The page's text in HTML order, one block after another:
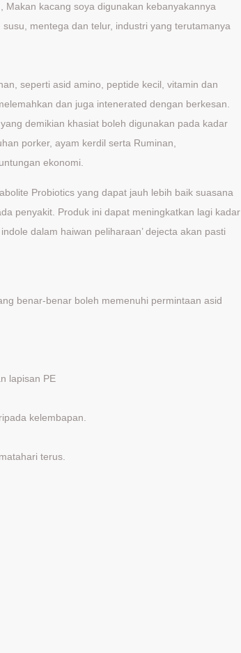
kacang soya digunakan kebanyakannya
mentega dan telur, industri yang terutamanya
seperti asid amino, peptide kecil, vitamin dan
dan juga intenerated dengan berkesan.
demikian khasiat boleh digunakan pada kadar
porker, ayam kerdil serta Ruminan,
ekonomi.
Probiotics yang dapat jauh lebih baik suasana
penyakit. Produk ini dapat meningkatkan lagi kadar
dalam haiwan peliharaan’ dejecta akan pasti
benar-benar boleh memenuhi permintaan asid
lapisan PE
kelembapan.
terus.